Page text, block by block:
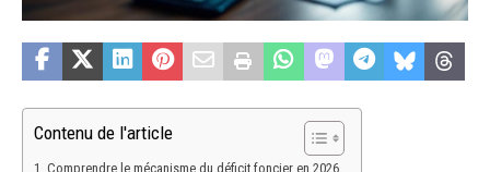
Contenu de l'article
Comprendre le mécanisme du déficit foncier en 2026